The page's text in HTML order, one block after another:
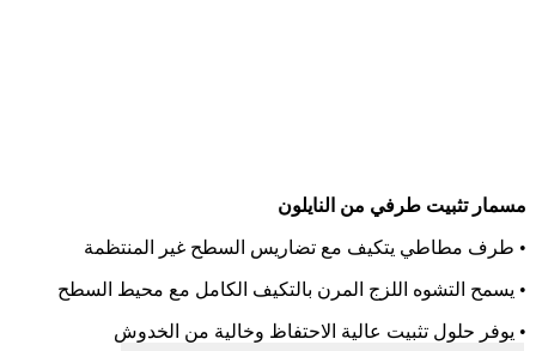
مسمار تثبيت طرفي من النايلون
• طرف مطاطي يتكيف مع تضاريس السطح غير المنتظمة
• يسمح التشوه اللزج المرن بالتكيف الكامل مع محيط السطح
• يوفر حلول تثبيت عالية الاحتفاظ وخالية من الخدوش